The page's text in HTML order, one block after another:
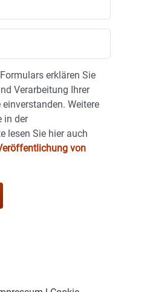
erklären Sie
Verarbeitung Ihrer
Weitere
in der
lesen Sie hier auch
von